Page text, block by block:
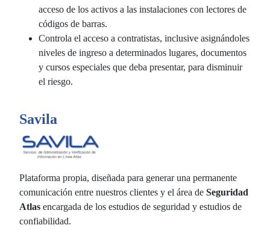
acceso de los activos a las instalaciones con lectores de
códigos de barras.
Controla el acceso a contratistas, inclusive asignándoles
niveles de ingreso a determinados lugares, documentos
y cursos especiales que deba presentar, para disminuir
el riesgo.
Savila
Plataforma propia, diseñada para generar una permanente
comunicación entre nuestros clientes y el área de Seguridad
Atlas encargada de los estudios de seguridad y estudios de
confiabilidad.